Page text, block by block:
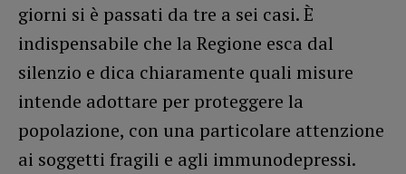
giorni si è passati da tre a sei casi. È
indispensabile che la Regione esca dal
silenzio e dica chiaramente quali misure
intende adottare per proteggere la
popolazione, con una particolare attenzione
ai soggetti fragili e agli immunodepressi.